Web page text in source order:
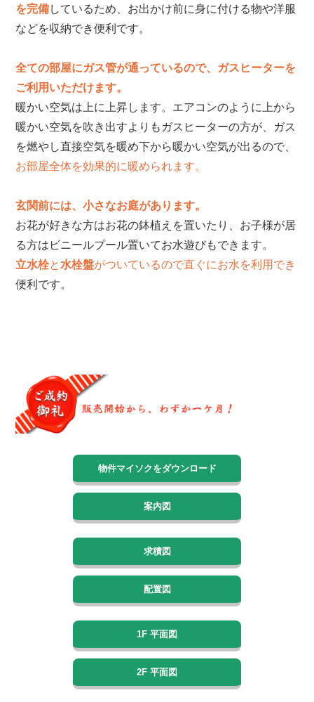
を完備しているため、お出かけ前に身に付ける物や洋服
などを収納でき便利です。
全ての部屋にガス管が通っているので、ガスヒーターを
ご利用いただけます。
暖かい空気は上に上昇します。エアコンのように上から
暖かい空気を吹き出すよりもガスヒーターの方が、ガス
を燃やし直接空気を暖め下から暖かい空気が出るので、
お部屋全体を効果的に暖められます。
玄関前には、小さなお庭があります。
お花が好きな方はお花の鉢植えを置いたり、お子様が居
る方はビニールプール置いてお水遊びもできます。
立水栓と 水栓盤がついているので直ぐにお水を利用でき
便利です。
物件マイソクをダウンロード
案内図
求積図
配置図
1F 平面図
2F 平面図